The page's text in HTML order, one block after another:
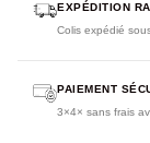
EXPÉDITION
Colis expédié
PAIEMENT
3×4× sans frais